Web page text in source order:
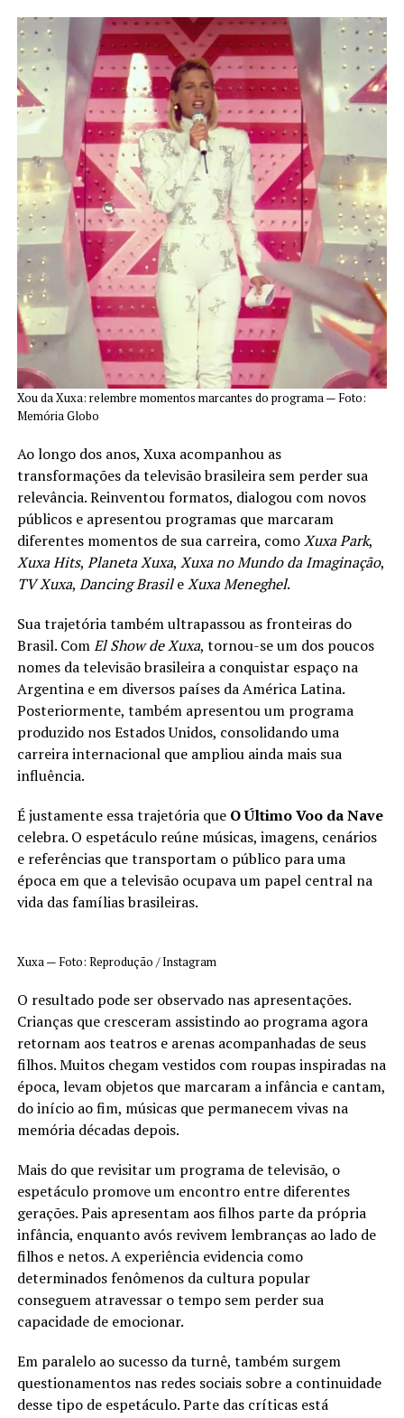
Xou da Xuxa: relembre momentos marcantes do programa — Foto:
Memória Globo
Ao longo dos anos, Xuxa acompanhou as
transformações da televisão brasileira sem perder sua
relevância. Reinventou formatos, dialogou com novos
públicos e apresentou programas que marcaram
diferentes momentos de sua carreira, comoXuxa Park,
Xuxa Hits, Planeta Xuxa, Xuxa no Mundo da Imaginação,
TV Xuxa, Dancing BrasileXuxa Meneghel.
Sua trajetória também ultrapassou as fronteiras do
Brasil. ComEl Show de Xuxa, tornou-se um dos poucos
nomes da televisão brasileira a conquistar espaço na
Argentina e em diversos países da América Latina.
Posteriormente, também apresentou um programa
produzido nos Estados Unidos, consolidando uma
carreira internacional que ampliou ainda mais sua
influência.
É justamente essa trajetória que O Último Voo da Nave
celebra. O espetáculo reúne músicas, imagens, cenários
e referências que transportam o público para uma
época em que a televisão ocupava um papel central na
vida das famílias brasileiras.
Xuxa — Foto: Reprodução / Instagram
O resultado pode ser observado nas apresentações.
Crianças que cresceram assistindo ao programa agora
retornam aos teatros e arenas acompanhadas de seus
filhos. Muitos chegam vestidos com roupas inspiradas na
época, levam objetos que marcaram a infância e cantam,
do início ao fim, músicas que permanecem vivas na
memória décadas depois.
Mais do que revisitar um programa de televisão, o
espetáculo promove um encontro entre diferentes
gerações. Pais apresentam aos filhos parte da própria
infância, enquanto avós revivem lembranças ao lado de
filhos e netos. A experiência evidencia como
determinados fenômenos da cultura popular
conseguem atravessar o tempo sem perder sua
capacidade de emocionar.
Em paralelo ao sucesso da turnê, também surgem
questionamentos nas redes sociais sobre a continuidade
desse tipo de espetáculo. Parte das críticas está